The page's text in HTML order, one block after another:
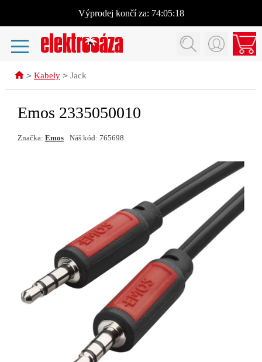
Výprodej končí za: 74:05:17
> Kabely > Jack
Emos 2335050010
Značka: Emos Náš kód: 765698